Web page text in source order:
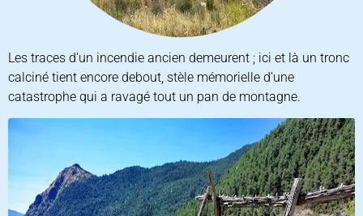
Les traces d’un incendie ancien demeurent ; ici et là un tronc
calciné tient encore debout, stèle mémorielle d’une
catastrophe qui a ravagé tout un pan de montagne.